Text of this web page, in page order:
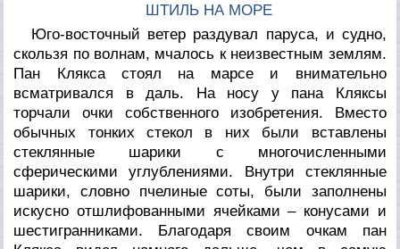
ШТИЛЬ НА МОРЕ
Юго-восточный ветер раздувал паруса, и судно,
скользя по волнам, мчалось к неизвестным землям.
Пан Клякса стоял на марсе и внимательно
всматривался в даль. На носу у пана Кляксы
торчали очки собственного изобретения. Вместо
обычных тонких стекол в них были вставлены
стеклянные шарики с многочисленными
сферическими углублениями. Внутри стеклянные
шарики, словно пчелиные соты, были заполнены
искусно отшлифованными ячейками – конусами и
шестигранниками. Благодаря своим очкам пан